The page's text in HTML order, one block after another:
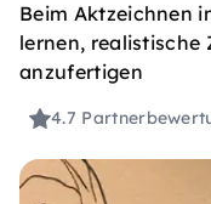
Beim Aktzeichnen
lernen, realistische
anzufertigen
4.7